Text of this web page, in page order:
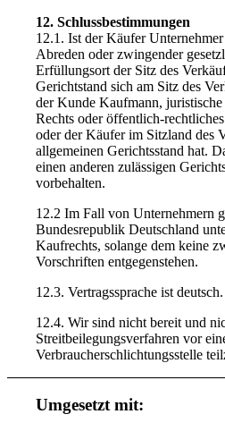
12. Schlussbestimmungen
12.1. Ist der Käufer
Abreden oder zwingender
Erfüllungsort der Sitz des
Gerichtstand sich am Sitz des
der Kunde Kaufmann,
Rechts oder öffentlich-
oder der Käufer im Sitzland des
allgemeinen Gerichtsstand hat.
einen anderen zulässigen
vorbehalten.
12.2 Im Fall von Unternehmern
Bundesrepublik Deutschland
Kaufrechts, solange dem keine
Vorschriften entgegenstehen.
12.3. Vertragssprache ist deutsch.
12.4. Wir sind nicht bereit und
Streitbeilegungsverfahren vor
Verbraucherschlichtungsstelle
Umgesetzt mit: